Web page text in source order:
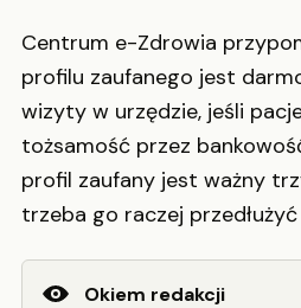
Centrum e-Zdrowia
profilu zaufanego jest
wizyty w urzędzie, jeśli
tożsamość przez
profil zaufany jest ważny
trzeba go raczej
Okiem redakcji